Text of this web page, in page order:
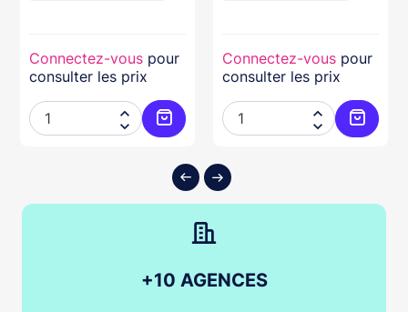
au panier
Connectez-vous pour
consulter les prix


Ajouter au panier
Connectez-vous pour
consulter les prix


+10 AGENCES